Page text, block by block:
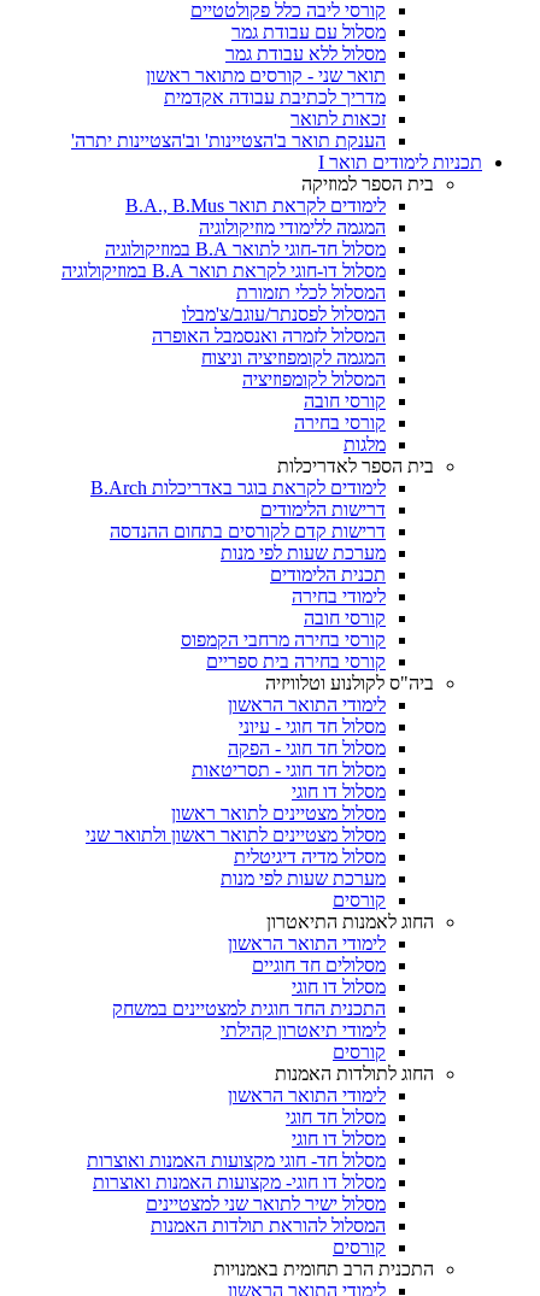
קורסי ליבה כלל פקולטטיים
מסלול עם עבודת גמר
מסלול ללא עבודת גמר
תואר שני - קורסים מתואר ראשון
מדריך לכתיבת עבודה אקדמית
זכאות לתואר
הענקת תואר ב'הצטיינות' וב'הצטיינות יתרה'
תכניות לימודים תואר I
בית הספר למוזיקה
לימודים לקראת תואר B.A., B.Mus
המגמה ללימודי מוזיקולוגיה
מסלול חד-חוגי לתואר B.A במוזיקולוגיה
מסלול דו-חוגי לקראת תואר B.A במוזיקולוגיה
המסלול לכלי תזמורת
המסלול לפסנתר/עוגב/צ'מבלו
המסלול לזמרה ואנסמבל האופרה
המגמה לקומפוזיציה וניצוח
המסלול לקומפוזיציה
קורסי חובה
קורסי בחירה
מלגות
בית הספר לאדריכלות
לימודים לקראת בוגר באדריכלות B.Arch
דרישות הלימודים
דרישות קדם לקורסים בתחום ההנדסה
מערכת שעות לפי מנות
תכנית הלימודים
לימודי בחירה
קורסי חובה
קורסי בחירה מרחבי הקמפוס
קורסי בחירה בית ספריים
ביה"ס לקולנוע וטלוויזיה
לימודי התואר הראשון
מסלול חד חוגי - עיוני
מסלול חד חוגי - הפקה
מסלול חד חוגי - תסריטאות
מסלול דו חוגי
מסלול מצטיינים לתואר ראשון
מסלול מצטיינים לתואר ראשון ולתואר שני
מסלול מדיה דיגיטלית
מערכת שעות לפי מנות
קורסים
החוג לאמנות התיאטרון
לימודי התואר הראשון
מסלולים חד חוגיים
מסלול דו חוגי
התכנית החד חוגית למצטיינים במשחק
לימודי תיאטרון קהילתי
קורסים
החוג לתולדות האמנות
לימודי התואר הראשון
מסלול חד חוגי
מסלול דו חוגי
מסלול חד- חוגי מקצועות האמנות ואוצרות
מסלול דו חוגי- מקצועות האמנות ואוצרות
מסלול ישיר לתואר שני למצטיינים
המסלול להוראת תולדות האמנות
קורסים
התכנית הרב תחומית באמנויות
לימודי התואר הראשון